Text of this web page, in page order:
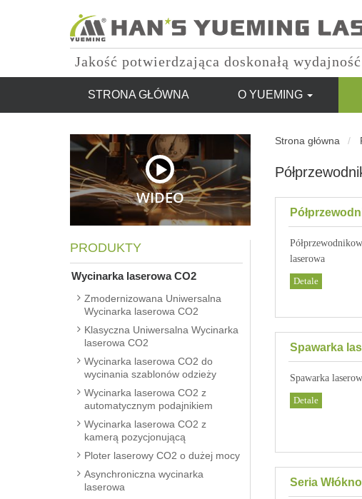
Jakość potwierdzająca doskonałą wydajność
STRONA GŁÓWNA O YUEMING
WIDEO
Strona główna
laserowa
Detale
Spawarka
Spawarka
Detale
Seria
PRODUKTY
Wycinarka laserowa CO2
Zmodernizowana Uniwersalna
Wycinarka laserowa CO2
Klasyczna Uniwersalna Wycinarka
laserowa CO2
Wycinarka laserowa CO2 do
wycinania szablonów odzieży
Wycinarka laserowa CO2 z
automatycznym podajnikiem
Wycinarka laserowa CO2 z
kamerą pozycjonującą
Ploter laserowy CO2 o dużej mocy
Asynchroniczna wycinarka
laserowa